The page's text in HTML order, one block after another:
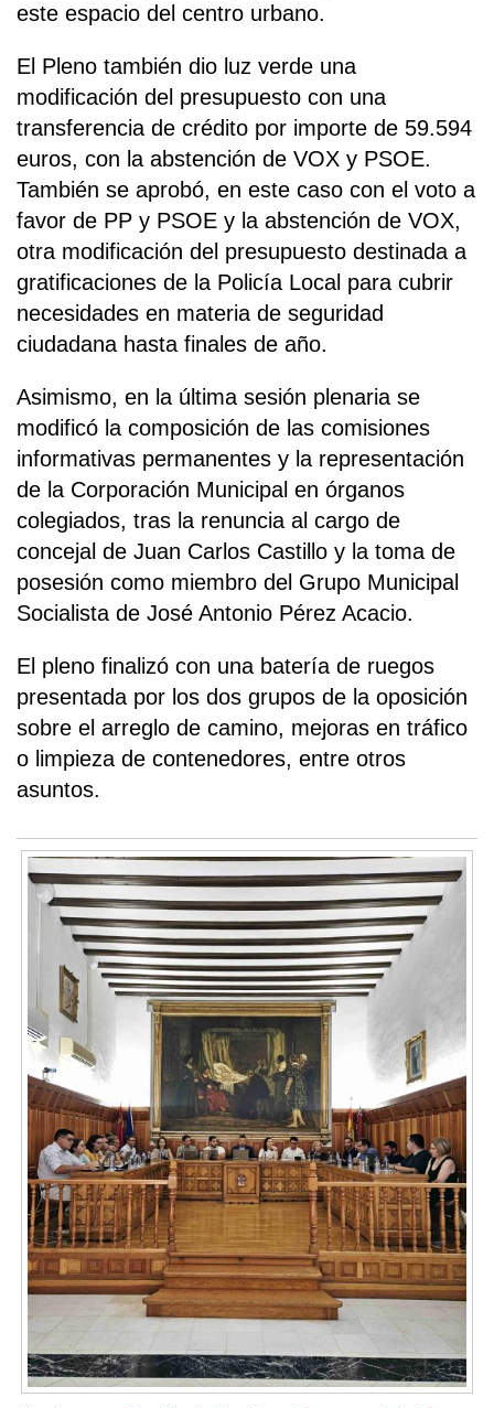
este espacio del centro urbano.
El Pleno también dio luz verde una
modificación del presupuesto con una
transferencia de crédito por importe de 59.594
euros, con la abstención de VOX y PSOE.
También se aprobó, en este caso con el voto a
favor de PP y PSOE y la abstención de VOX,
otra modificación del presupuesto destinada a
gratificaciones de la Policía Local para cubrir
necesidades en materia de seguridad
ciudadana hasta finales de año.
Asimismo, en la última sesión plenaria se
modificó la composición de las comisiones
informativas permanentes y la representación
de la Corporación Municipal en órganos
colegiados, tras la renuncia al cargo de
concejal de Juan Carlos Castillo y la toma de
posesión como miembro del Grupo Municipal
Socialista de José Antonio Pérez Acacio.
El pleno finalizó con una batería de ruegos
presentada por los dos grupos de la oposición
sobre el arreglo de camino, mejoras en tráfico
o limpieza de contenedores, entre otros
asuntos.